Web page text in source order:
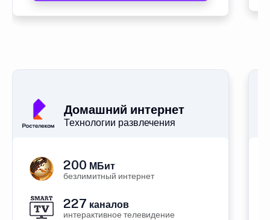
Домашний интернет
Технологии развлечения
200 МБит
безлимитный интернет
227 каналов
интерактивное телевидение